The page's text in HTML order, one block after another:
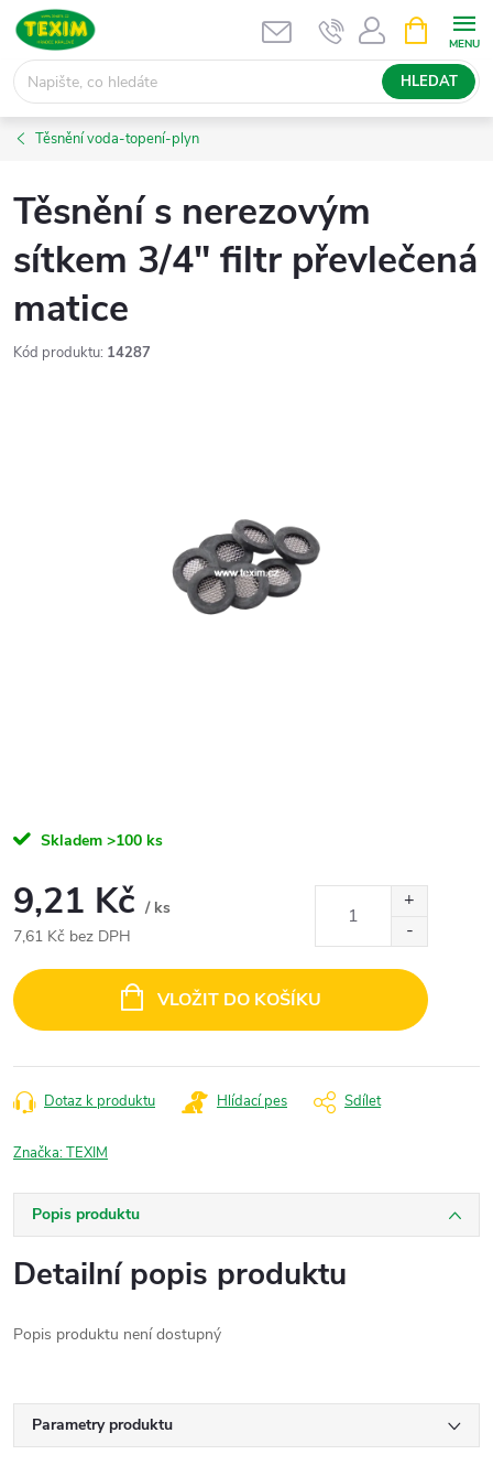
Přejít
obsah
HLEDAT
NÁKUPNÍ
KOŠÍK
Těsnění voda-topení-plyn
Těsnění s nerezovým
sítkem 3/4" filtr převlečená
matice
Kód produktu: 14287
Skladem >100 ks
9,21 Kč / ks
7,61 Kč bez DPH
cena:
VLOŽIT DO KOŠÍKU
Dotaz k produktu Hlídací pes Sdílet
Značka:TEXIM
Popis produktu
Detailní popis produktu
Popis produktu není dostupný
Parametry produktu